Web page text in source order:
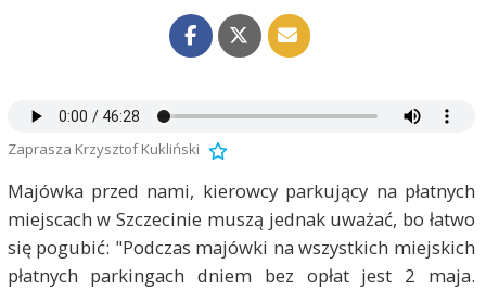
Zaprasza Krzysztof Kukliński
Majówka przed nami, kierowcy parkujący na płatnych
miejscach w Szczecinie muszą jednak uważać, bo łatwo
się pogubić: "Podczas majówki na wszystkich miejskich
płatnych parkingach dniem bez opłat jest 2 maja.